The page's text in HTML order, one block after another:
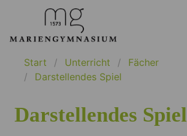
Start Unterricht
Fächer
Darstellendes Spiel
Darstellendes Spiel